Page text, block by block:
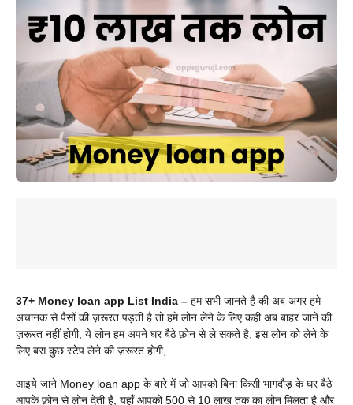
37+ Money loan app List India – हम सभी जानते है की अब अगर हमे
अचानक से पैसों की ज़रूरत पड़ती है तो हमे लोन लेने के लिए कही अब बाहर जाने की
ज़रूरत नहीं होगी, ये लोन हम अपने घर बैठे फ़ोन से ले सकते है, इस लोन को लेने के
लिए बस कुछ स्टेप लेने की ज़रूरत होगी,
आइये जाने Money loan app के बारे में जो आपको बिना किसी भागदौड़ के घर बैठे
आपके फ़ोन से लोन देती है, यहाँ आपको 500 से 10 लाख तक का लोन मिलता है और